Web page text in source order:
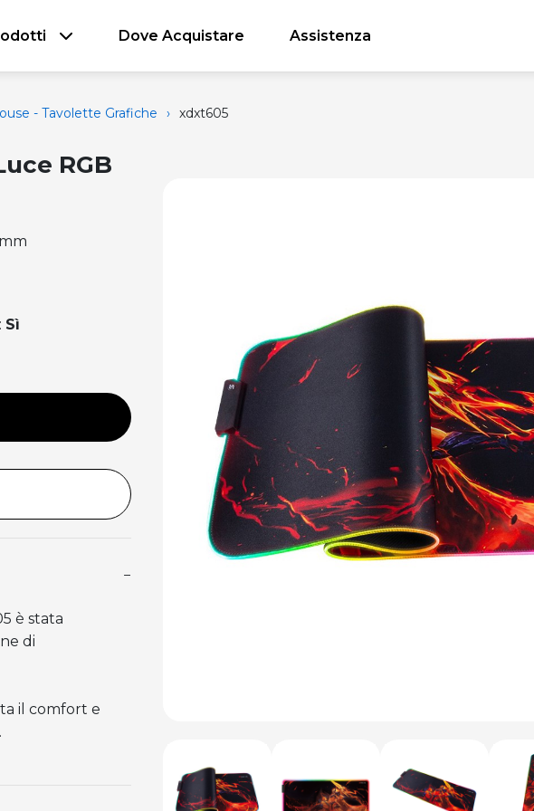
Dove Acquistare Assistenza
- Tavolette Grafiche › xdxt605
RGB
Sì
−
è stata
di
il comfort e